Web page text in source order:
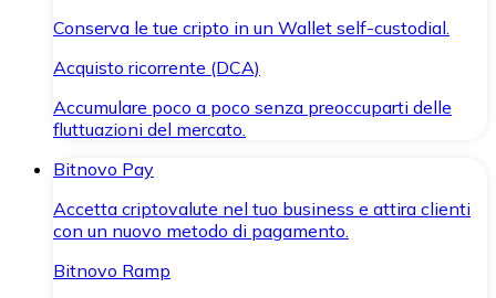
Conserva le tue cripto in un Wallet self-custodial.
Acquisto ricorrente (DCA)
Accumulare poco a poco senza preoccuparti delle
fluttuazioni del mercato.
Bitnovo Pay
Accetta criptovalute nel tuo business e attira clienti
con un nuovo metodo di pagamento.
Bitnovo Ramp